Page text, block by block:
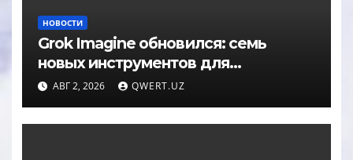
НОВОСТИ
Grok Imagine обновился: семь
новых инструментов для
редактирования фото
АВГ 2, 2026 QWERT.UZ